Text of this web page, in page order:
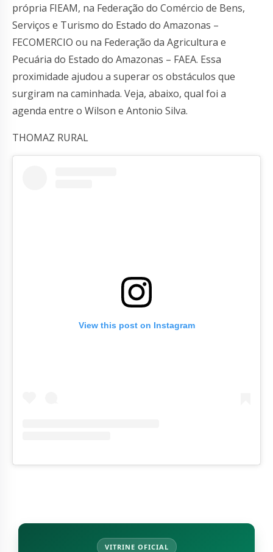
própria FIEAM, na Federação do Comércio de Bens,
Serviços e Turismo do Estado do Amazonas –
FECOMERCIO ou na Federação da Agricultura e
Pecuária do Estado do Amazonas – FAEA. Essa
proximidade ajudou a superar os obstáculos que
surgiram na caminhada. Veja, abaixo, qual foi a
agenda entre o Wilson e Antonio Silva.
THOMAZ RURAL
View this post on Instagram
VITRINE OFICIAL